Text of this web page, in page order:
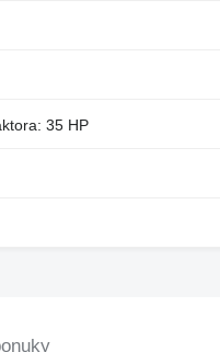
35 HP